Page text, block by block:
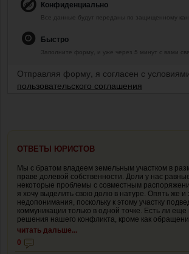
Конфиденциально
Все данные будут переданы по защищенному
Быстро
Заполните форму, и уже через 5 минут с вами
Отправляя форму, я согласен с
пользовательского соглашения
ОТВЕТЫ ЮРИСТОВ
Мы с братом владеем земельным участком в
праве долевой собственности. Доли у нас
некоторые проблемы с совместным
я хочу выделить свою долю в натуре. Опять же и
недопонимания, поскольку к этому участку
коммуникации только в одной точке. Есть ли еще
решения нашего конфликта, кроме как
читать дальше...
0